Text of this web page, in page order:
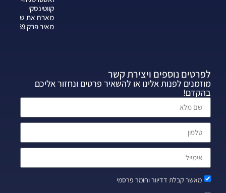
קווטינסקי
מארח את שרה
מאיר פרק 339
לפרטים נוספים ויצירת קשר
מוזמנים לפנות אלינו או להשאיר פרטים ונחזור אליכם
בהקדם!
מאשר קבלת דדיוור וחומר פרסמי